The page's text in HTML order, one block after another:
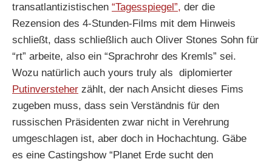
transatlantizistischen “Tagesspiegel”, der die
Rezension des 4-Stunden-Films mit dem Hinweis
schließt, dass schließlich auch Oliver Stones Sohn für
“rt” arbeite, also ein “Sprachrohr des Kremls” sei.
Wozu natürlich auch yours truly als diplomierter
Putinversteher zählt, der nach Ansicht dieses Fims
zugeben muss, dass sein Verständnis für den
russischen Präsidenten zwar nicht in Verehrung
umgeschlagen ist, aber doch in Hochachtung. Gäbe
es eine Castingshow “Planet Erde sucht den